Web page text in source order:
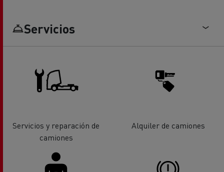
Servicios
Servicios y reparación de
camiones
Alquiler de camiones